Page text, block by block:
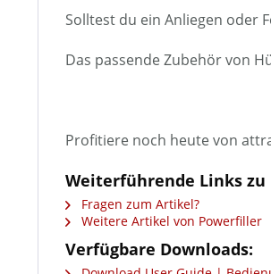
Solltest du ein Anliegen oder
Das passende Zubehör von
Profitiere noch heute von
Weiterführende Links
Fragen zum Artikel?
Weitere Artikel von Powerfiller
Verfügbare Downloads: